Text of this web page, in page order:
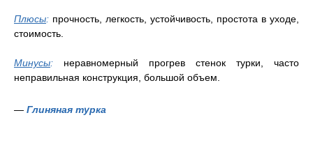
Плюсы: прочность, легкость, устойчивость, простота в уходе,
стоимость.
Минусы: неравномерный прогрев стенок турки, часто
неправильная конструкция, большой объем.
— Глиняная турка